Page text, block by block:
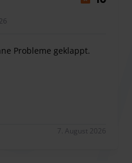
Probleme geklappt.
7. August 2026